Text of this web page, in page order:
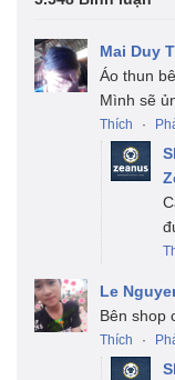
Mai Duy
Áo thun
Mình sẽ
Thích ·
Le
Bên shop
Thích ·